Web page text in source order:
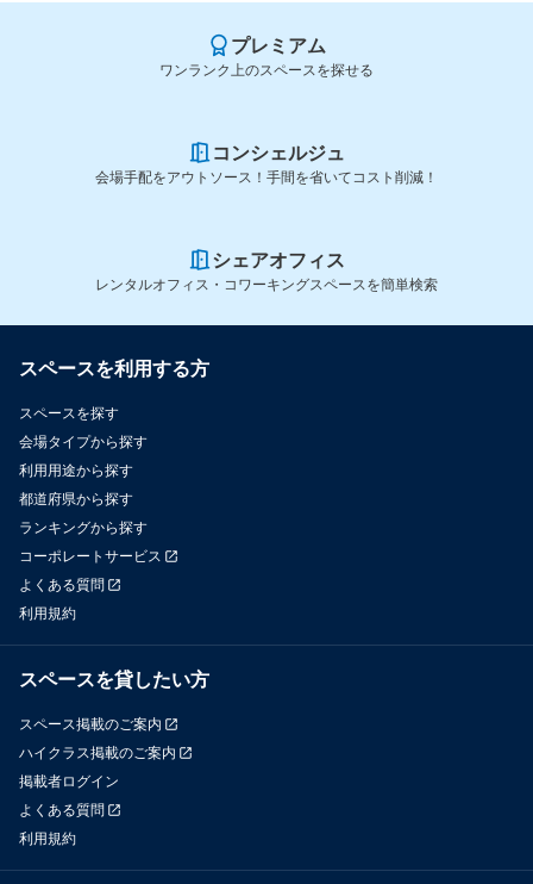
プレミアム
ワンランク上のスペースを探せる
コンシェルジュ
会場手配をアウトソース！手間を省いてコスト削減！
シェアオフィス
レンタルオフィス・コワーキングスペースを簡単検索
スペースを利用する方
スペースを探す
会場タイプから探す
利用用途から探す
都道府県から探す
ランキングから探す
コーポレートサービス
よくある質問
利用規約
スペースを貸したい方
スペース掲載のご案内
ハイクラス掲載のご案内
掲載者ログイン
よくある質問
利用規約